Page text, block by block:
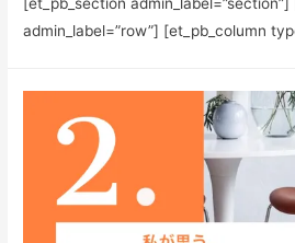
[et_pb_section
admin_label=”row”] [et_pb_column